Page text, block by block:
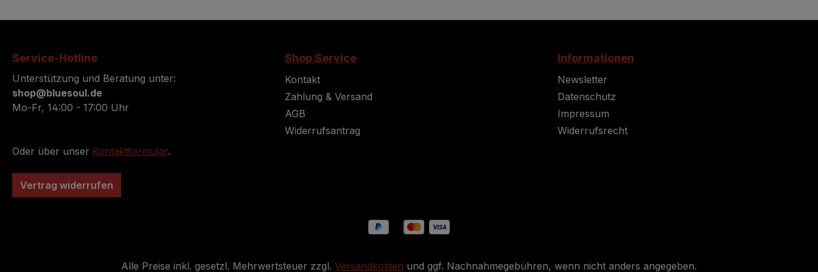
Service-Hotline
Unterstützung und Beratung unter:
shop@bluesoul.de
Mo-Fr, 14:00 - 17:00 Uhr
Oder über unser Kontaktformular.
Vertrag widerrufen
Shop Service
Kontakt
Zahlung & Versand
AGB
Widerrufsantrag
Informationen
Newsletter
Datenschutz
Impressum
Widerrufsrecht
Alle Preise inkl. gesetzl. Mehrwertsteuer zzgl. Versandkosten und ggf. Nachnahmegebühren, wenn nicht anders angegeben.